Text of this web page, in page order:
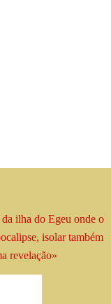
da ilha do Egeu onde o
isolartambém
revelação»